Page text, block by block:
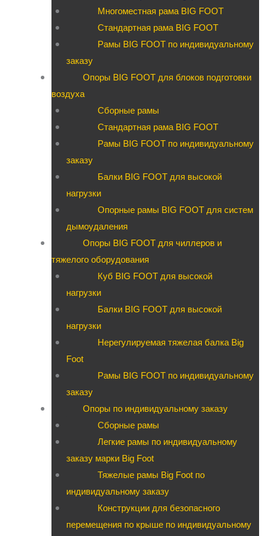
Многоместная рама BIG FOOT
Стандартная рама BIG FOOT
Рамы BIG FOOT по индивидуальному
заказу
Опоры BIG FOOT для блоков подготовки
воздуха
Сборные рамы
Стандартная рама BIG FOOT
Рамы BIG FOOT по индивидуальному
заказу
Балки BIG FOOT для высокой
нагрузки
Опорные рамы BIG FOOT для систем
дымоудаления
Опоры BIG FOOT для чиллеров и
тяжелого оборудования
Куб BIG FOOT для высокой
нагрузки
Балки BIG FOOT для высокой
нагрузки
Нерегулируемая тяжелая балка Big
Foot
Рамы BIG FOOT по индивидуальному
заказу
Опоры по индивидуальному заказу
Сборные рамы
Легкие рамы по индивидуальному
заказу марки Big Foot
Тяжелые рамы Big Foot по
индивидуальному заказу
Конструкции для безопасного
перемещения по крыше по индивидуальному